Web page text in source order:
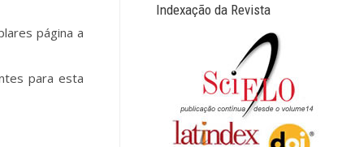
página a
para esta
Indexação da Revista